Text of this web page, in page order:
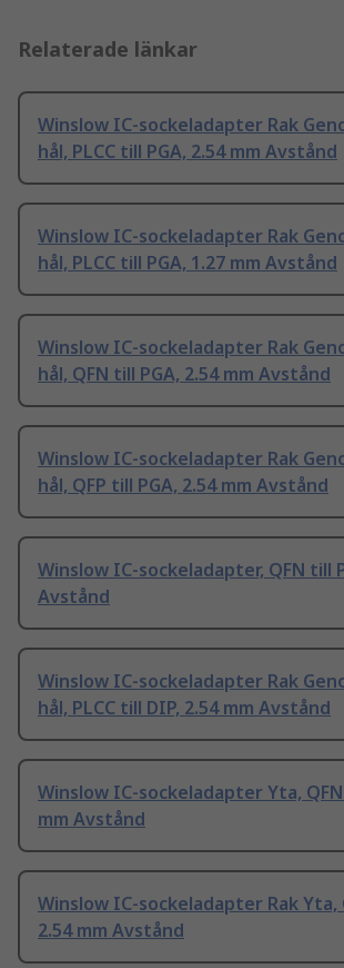
Relaterade länkar
Winslow IC-sockeladapter Rak
hål, PLCC till PGA, 2.54 mm Avstånd
Winslow IC-sockeladapter Rak
hål, PLCC till PGA, 1.27 mm Avstånd
Winslow IC-sockeladapter Rak
hål, QFN till PGA, 2.54 mm Avstånd
Winslow IC-sockeladapter Rak
hål, QFP till PGA, 2.54 mm Avstånd
Winslow IC-sockeladapter, QFN till
Avstånd
Winslow IC-sockeladapter Rak
hål, PLCC till DIP, 2.54 mm Avstånd
Winslow IC-sockeladapter Yta,
mm Avstånd
Winslow IC-sockeladapter Rak Yta,
2.54 mm Avstånd